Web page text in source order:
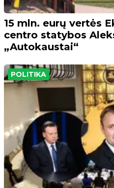
15 mln. eurų vertės
centro statybos
„Autokaustai“
POLITIKA